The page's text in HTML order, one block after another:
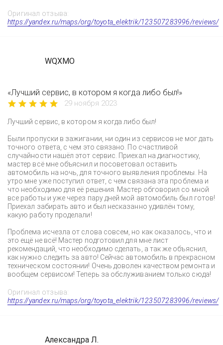
Оригинал отзыва:
https://yandex.ru/maps/org/toyota_elektrik/123507283996/reviews/
WQXMO
«Лучший сервис, в котором я когда либо был!»
29 ноября 2023
Лучший сервис, в котором я когда либо был!
Были пропуски в зажигании, ни один из сервисов не мог дать
точного ответа, с чем это связано. По счастливой
случайности нашёл этот сервис. Приехал на диагностику,
мастер всё мне объяснил и посоветовал оставить
автомобиль на ночь, для точного выявления проблемы. На
утро мне уже поступил ответ, с чем связана эта проблема и
что необходимо для её решения. Мастер обговорил со мной
все работы и уже через пару дней мой автомобиль был готов!
Приехал забирать авто и был несказанно удивлён тому,
какую работу проделали!
Проблема исчезла от слова совсем, но как оказалось, что и
это ещё не всё! Мастер подготовил для мне лист
рекомендаций, что необходимо сделать, а так же объяснил,
как нужно следить за авто! Сейчас автомобиль в прекрасном
техническом состоянии! Очень доволен качеством ремонта и
вообщем сервисом! Теперь за обслуживанием только сюда!
Оригинал отзыва:
https://yandex.ru/maps/org/toyota_elektrik/123507283996/reviews/
Александра Л.